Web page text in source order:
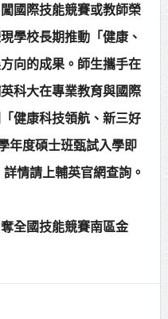
國際技能競賽或教師榮
學校長期推動「健康、
向的成果。師生攜手在
科大在專業教育與國際
健康科技領航、新三好
年度碩士班甄試入學即
情請上輔英官網查詢。
全國技能競賽南區金